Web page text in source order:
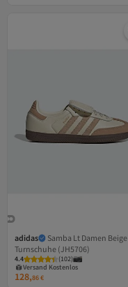
adidas
Samba Lt Damen Beige
Turnschuhe (JH5706)
4.4 (102)
Versand Kostenlos
Gratis Versand
Versand Kostenlos
128,86€